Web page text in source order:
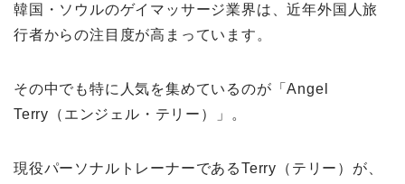
韓国・ソウルのゲイマッサージ業界は、近年外国人旅
行者からの注目度が高まっています。
その中でも特に人気を集めているのが「Angel
Terry（エンジェル・テリー）」。
現役パーソナルトレーナーであるTerry（テリー）が、